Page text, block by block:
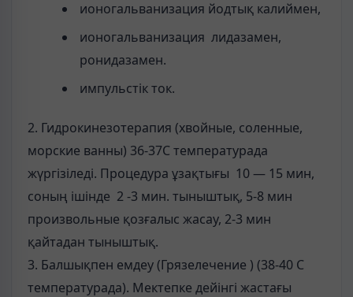
ионогальванизация йодтық калиймен,
ионогальванизация лидазамен,
ронидазамен.
импульстік ток.
2. Гидрокинезотерапия (хвойные, соленные,
морские ванны) 36-37С температурада
жүргізіледі. Процедура ұзақтығы 10 — 15 мин,
соның ішінде 2 -3 мин. тыныштық, 5-8 мин
произвольные қозғалыс жасау, 2-3 мин
қайтадан тыныштық.
3. Балшықпен емдеу (Грязелечение ) (38-40 С
температурада). Мектепке дейінгі жастағы